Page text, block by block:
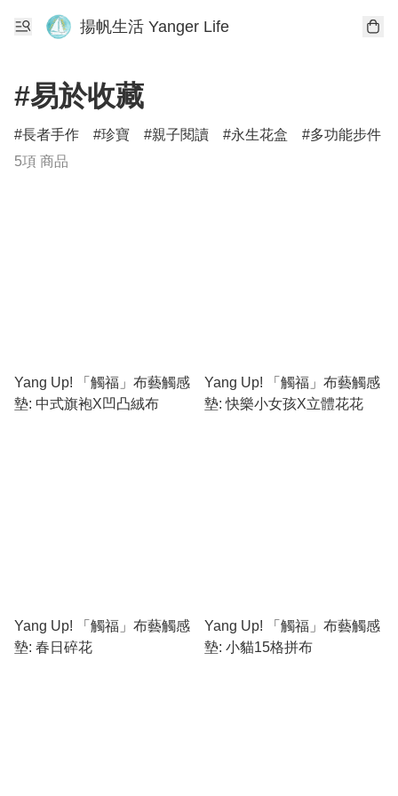
揚帆生活 Yanger Life
#易於收藏
長者手作 珍寶 親子閱讀 永生花盒
多功能步件
5項 商品
Yang Up! 「觸福」布藝觸感
墊: 中式旗袍X凹凸絨布
Yang Up! 「觸福」布藝觸感
墊: 快樂小女孩X立體花花
Yang Up! 「觸福」布藝觸感
墊: 春日碎花
Yang Up! 「觸福」布藝觸感
墊: 小貓15格拼布